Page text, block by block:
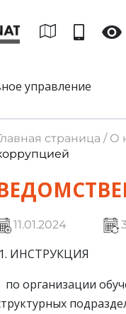
управление
страница /
11.01.2024
1. ИНСТРУКЦИЯ
по организации